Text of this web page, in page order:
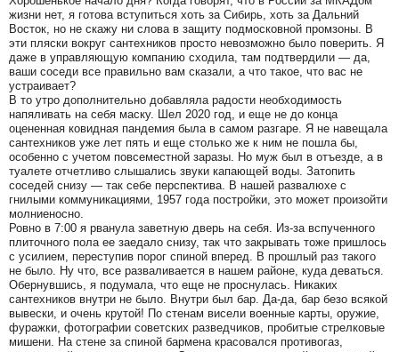
жизни нет, я готова вступиться хоть за Сибирь, хоть за Дальний
Восток, но не скажу ни слова в защиту подмосковной промзоны. В
эти пляски вокруг сантехников просто невозможно было поверить. Я
даже в управляющую компанию сходила, там подтвердили — да,
ваши соседи все правильно вам сказали, а что такое, что вас не
устраивает?
В то утро дополнительно добавляла радости необходимость
напяливать на себя маску. Шел 2020 год, и еще не до конца
оцененная ковидная пандемия была в самом разгаре. Я не навещала
сантехников уже лет пять и еще столько же к ним не пошла бы,
особенно с учетом повсеместной заразы. Но муж был в отъезде, а в
туалете отчетливо слышались звуки капающей воды. Затопить
соседей снизу — так себе перспектива. В нашей развалюхе с
гнилыми коммуникациями, 1957 года постройки, это может произойти
молниеносно.
Ровно в 7:00 я рванула заветную дверь на себя. Из-за вспученного
плиточного пола ее заедало снизу, так что закрывать тоже пришлось
с усилием, переступив порог спиной вперед. В прошлый раз такого
не было. Ну что, все разваливается в нашем районе, куда деваться.
Обернувшись, я подумала, что еще не проснулась. Никаких
сантехников внутри не было. Внутри был бар. Да-да, бар безо всякой
вывески, и очень крутой! По стенам висели военные карты, оружие,
фуражки, фотографии советских разведчиков, пробитые стрелковые
мишени. На стене за спиной бармена красовался противогаз,